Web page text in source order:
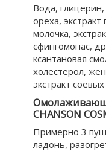
Вода, глицерин,
ореха, экстракт
молочка,
сфингомонас,
ксантановая
холестерол,
экстракт
CHANSON
Примерно 3
ладонь,